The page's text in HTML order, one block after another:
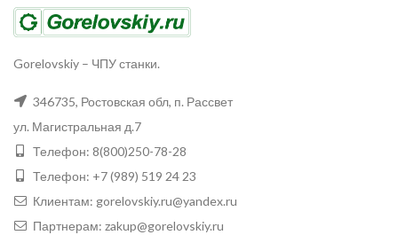
Gorelovskiy – ЧПУ станки.
346735, Ростовская обл, п. Рассвет
ул. Магистральная д.7
Телефон: 8(800)250-78-28
Телефон: +7 (989) 519 24 23
Клиентам: gorelovskiy.ru@yandex.ru
Партнерам: zakup@gorelovskiy.ru